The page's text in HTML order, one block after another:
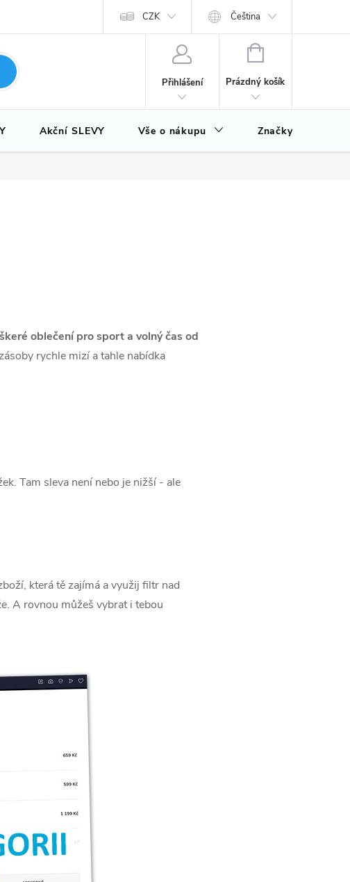
CZK Čeština
Přihlášení
NÁKUPNÍ
Prázdný košík
Akční SLEVY Vše o nákupu Značky
oblečení pro sport a volný čas od
rychle mizí a tahle nabídka
Tam sleva není nebo je nižší - ale
která tě zajímá a využij filtr nad
A rovnou můžeš vybrat i tebou